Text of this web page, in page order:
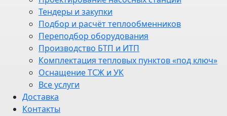
Тендеры и закупки
Подбор и расчёт теплообменников
Переподбор оборудования
Производство БТП и ИТП
Комплектация тепловых пунктов «под ключ»
Оснащение ТСЖ и УК
Все услуги
Доставка
Контакты